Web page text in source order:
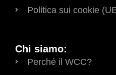
Politica sui cookie
Chi siamo:
Perché il WCC?